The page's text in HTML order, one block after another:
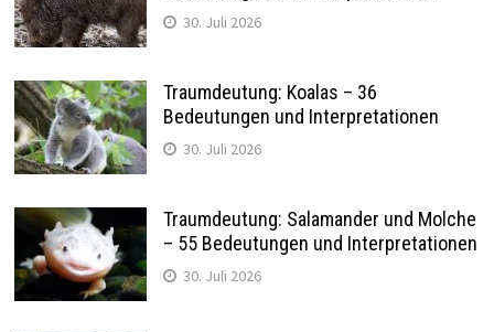
30. Juli 2026
Traumdeutung: Koalas – 36
Bedeutungen und Interpretationen
30. Juli 2026
Traumdeutung: Salamander und Molche
– 55 Bedeutungen und Interpretationen
30. Juli 2026